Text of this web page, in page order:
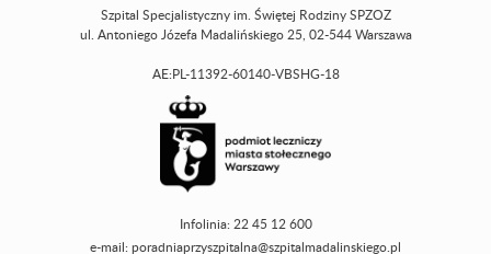
Szpital Specjalistyczny im. Świętej Rodziny SPZOZ
ul. Antoniego Józefa Madalińskiego 25, 02-544 Warszawa
AE:PL-11392-60140-VBSHG-18
Infolinia: 22 45 12 600
e-mail: poradniaprzyszpitalna@szpitalmadalinskiego.pl